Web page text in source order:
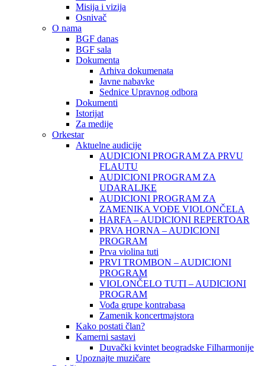
Misija i vizija
Osnivač
O nama
BGF danas
BGF sala
Dokumenta
Arhiva dokumenata
Javne nabavke
Sednice Upravnog odbora
Dokumenti
Istorijat
Za medije
Orkestar
Aktuelne audicije
AUDICIONI PROGRAM ZA PRVU
FLAUTU
AUDICIONI PROGRAM ZA
UDARALЈKE
AUDICIONI PROGRAM ZA
ZAMENIKA VOĐE VIOLONČELA
HARFA – AUDICIONI REPERTOAR
PRVA HORNA – AUDICIONI
PROGRAM
Prva violina tuti
PRVI TROMBON – AUDICIONI
PROGRAM
VIOLONČELO TUTI – AUDICIONI
PROGRAM
Vođa grupe kontrabasa
Zamenik koncertmajstora
Kako postati član?
Kamerni sastavi
Duvački kvintet beogradske Filharmonije
Upoznajte muzičare